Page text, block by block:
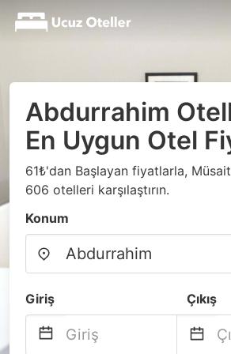
Abdurrahim
En Uygun Otel
61₺'dan Başlayan fiyatlarla,
606 otelleri karşılaştırın.
Konum
Giriş Çıkış